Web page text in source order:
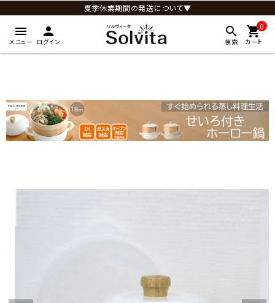
夏季休業期間の発送について▼
menu
メニュー
person
ログイン
search
検索
0
shopping_cart
カート